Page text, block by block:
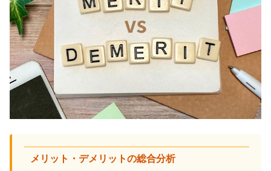
メリット・デメリットの総合分析